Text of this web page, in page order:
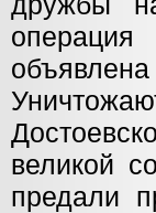
великой
предали